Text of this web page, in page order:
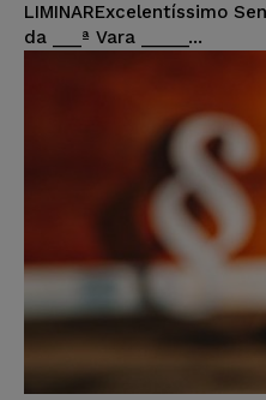
LIMINARExcelentíssimo
da ___ª Vara _____...